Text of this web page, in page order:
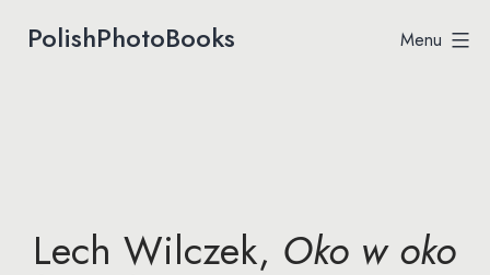
PolishPhotoBooks
Polish
Menu
Lech Wilczek, Oko w oko